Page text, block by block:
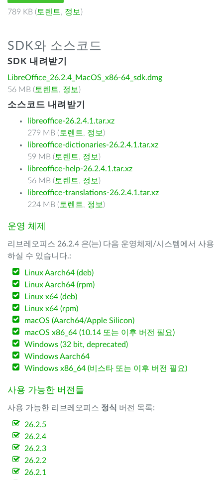
789 KB ( 토렌트, 정보 )
SDK와 소스코드
SDK 내려받기
LibreOffice_26.2.4_MacOS_x86-64_sdk.dmg
56 MB ( 토렌트, 정보 )
소스코드 내려받기
libreoffice-26.2.4.1.tar.xz
279 MB ( 토렌트, 정보 )
libreoffice-dictionaries-26.2.4.1.tar.xz
59 MB ( 토렌트, 정보 )
libreoffice-help-26.2.4.1.tar.xz
56 MB ( 토렌트, 정보 )
libreoffice-translations-26.2.4.1.tar.xz
224 MB ( 토렌트, 정보 )
운영 체제
리브레오피스 26.2.4 은(는) 다음 운영체제/시스템에서 사용
하실 수 있습니다.:
Linux Aarch64 (deb)
Linux Aarch64 (rpm)
Linux x64 (deb)
Linux x64 (rpm)
macOS (Aarch64/Apple Silicon)
macOS x86_64 (10.14 또는 이후 버전 필요)
Windows (32 bit, deprecated)
Windows Aarch64
Windows x86_64 (비스타 또는 이후 버전 필요)
사용 가능한 버전들
사용 가능한 리브레오피스 정식 버전 목록:
26.2.5
26.2.4
26.2.3
26.2.2
26.2.1